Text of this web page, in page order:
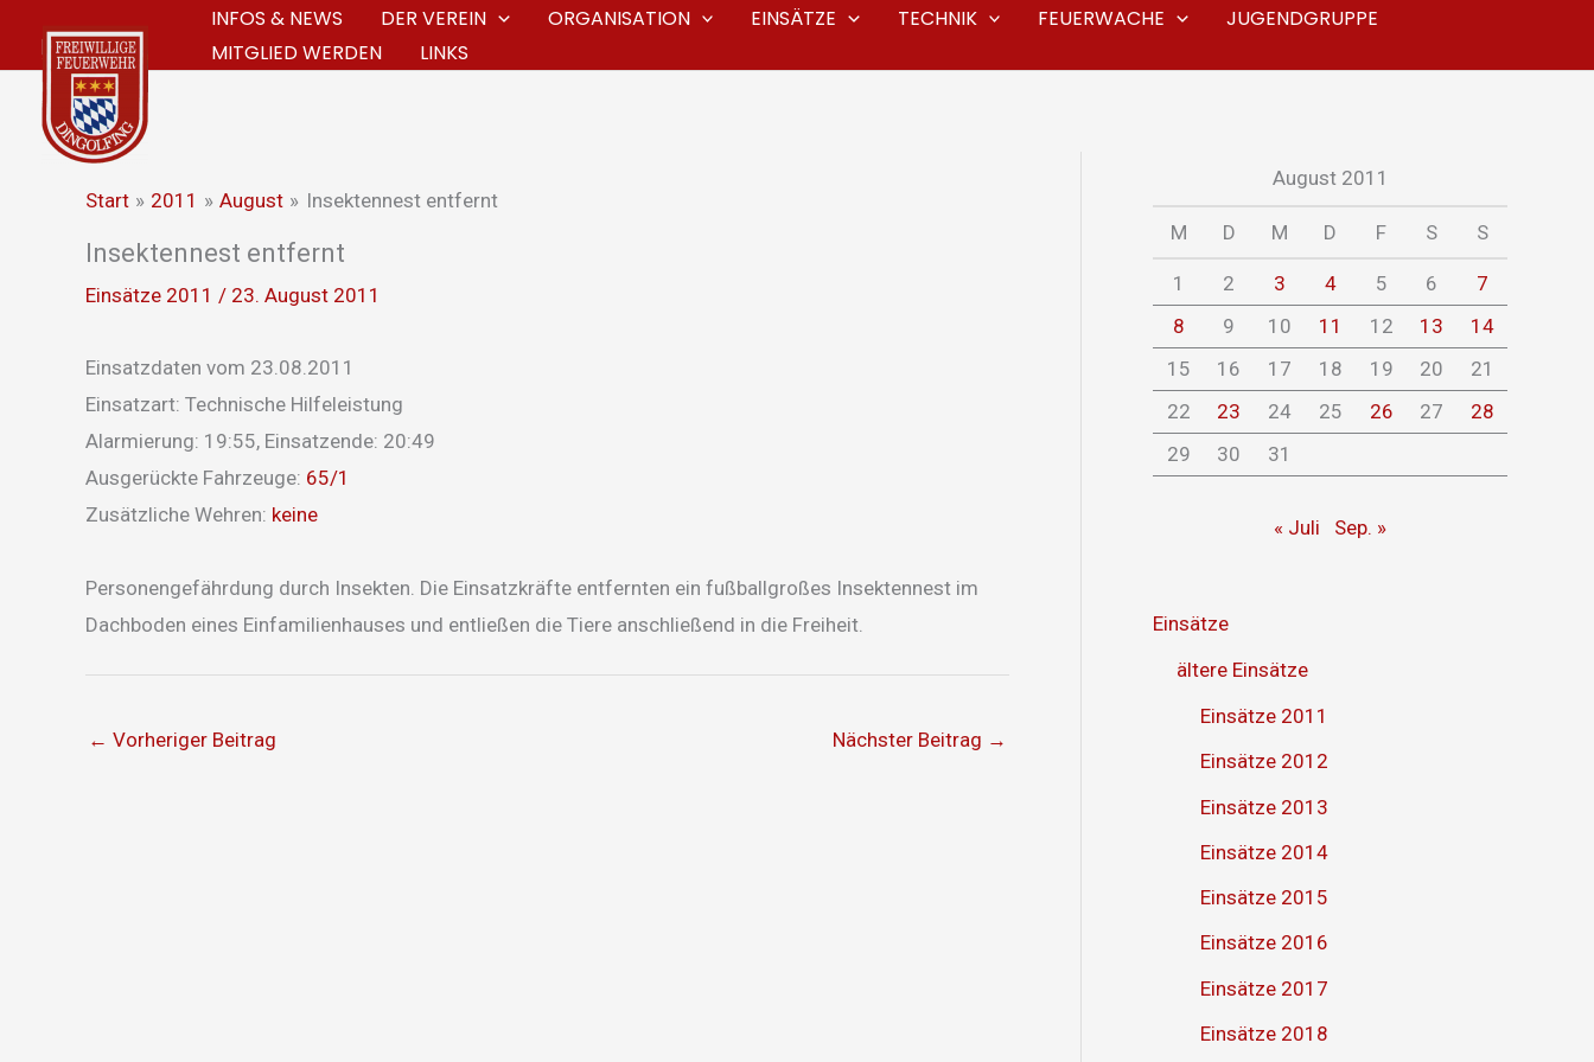
Inhalt
springen
INFOS & NEWS DER VEREIN ORGANISATION EINSÄTZE TECHNIK FEUERWACHE
JUGENDGRUPPE
MITGLIED WERDEN
LINKS
Start 2011 August Insektennest entfernt
Insektennest entfernt
Einsätze 2011 / 23. August 2011
Einsatzdaten vom 23.08.2011
Einsatzart: Technische Hilfeleistung
Alarmierung: 19:55, Einsatzende: 20:49
Ausgerückte Fahrzeuge: 65/1
Zusätzliche Wehren: keine
Personengefährdung durch Insekten. Die Einsatzkräfte entfernten ein fußballgroßes Insektennest im
Dachboden eines Einfamilienhauses und entließen die Tiere anschließend in die Freiheit.
← Vorheriger Beitrag Nächster Beitrag →
August 2011
M D M D F S S
1 2 3 4 5 6
7
8
9 10 11 12 13
14
15
16 17 18 19 20
21
22
23 24 25 26 27
28
29
30 31
« Juli Sep. »
Einsätze
ältere Einsätze
Einsätze 2011
Einsätze 2012
Einsätze 2013
Einsätze 2014
Einsätze 2015
Einsätze 2016
Einsätze 2017
Einsätze 2018